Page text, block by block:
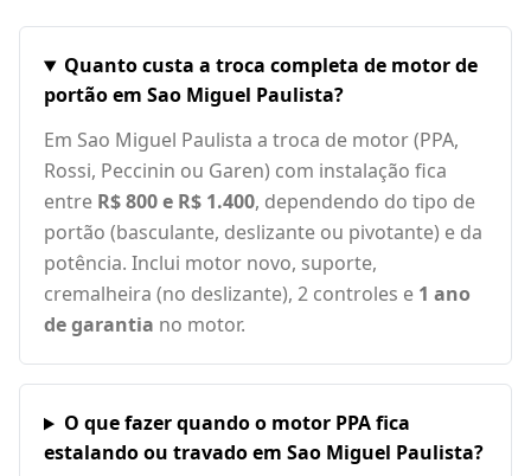
Quanto custa a troca completa de motor de
portão em Sao Miguel Paulista?
Em Sao Miguel Paulista a troca de motor (PPA,
Rossi, Peccinin ou Garen) com instalação fica
entre R$ 800 e R$ 1.400, dependendo do tipo de
portão (basculante, deslizante ou pivotante) e da
potência. Inclui motor novo, suporte,
cremalheira (no deslizante), 2 controles e 1 ano
de garantia no motor.
O que fazer quando o motor PPA fica
estalando ou travado em Sao Miguel Paulista?